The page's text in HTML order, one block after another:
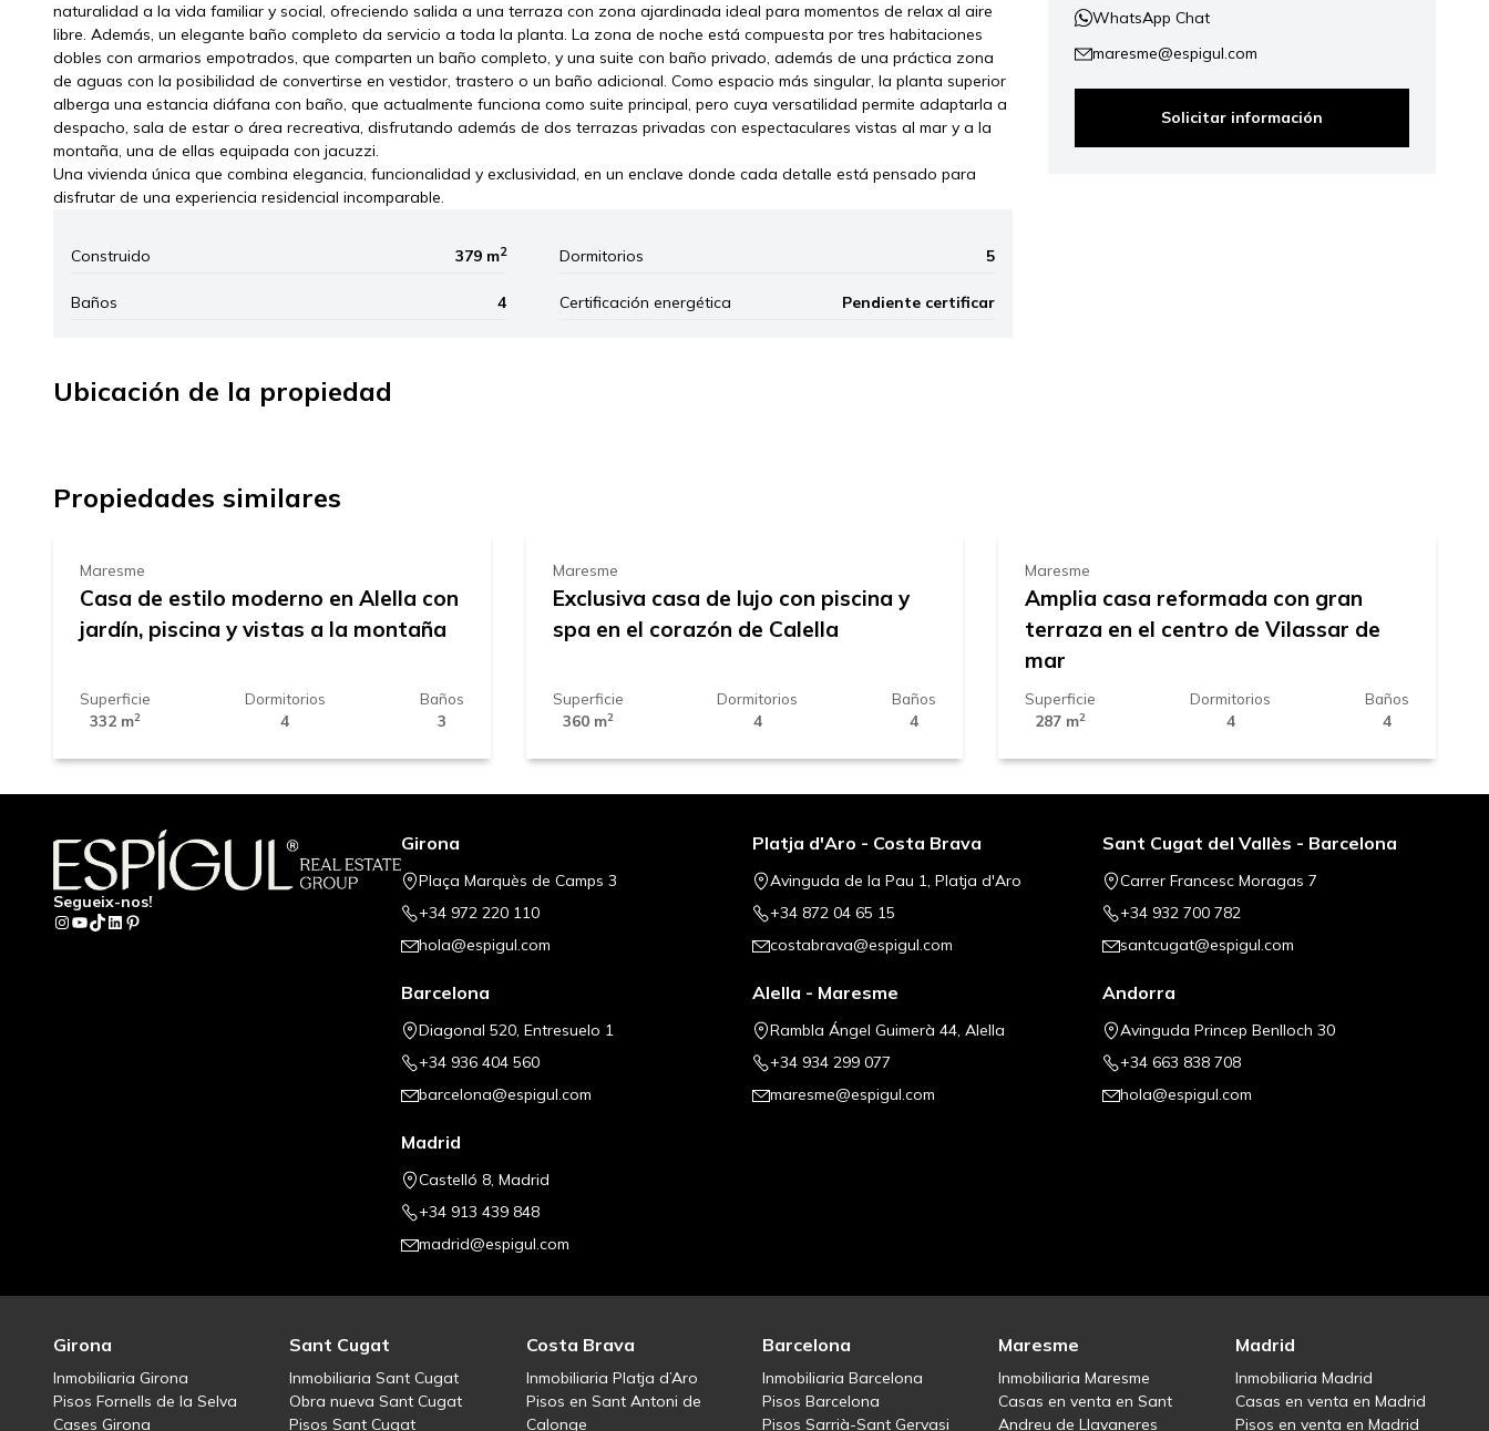
naturalidad a la vida familiar y social, ofreciendo salida a una terraza con zona ajardinada ideal para momentos de relax al aire
libre. Además, un elegante baño completo da servicio a toda la planta. La zona de noche está compuesta por tres habitaciones
dobles con armarios empotrados, que comparten un baño completo, y una suite con baño privado, además de una práctica zona
de aguas con la posibilidad de convertirse en vestidor, trastero o un baño adicional. Como espacio más singular, la planta superior
alberga una estancia diáfana con baño, que actualmente funciona como suite principal, pero cuya versatilidad permite adaptarla a
despacho, sala de estar o área recreativa, disfrutando además de dos terrazas privadas con espectaculares vistas al mar y a la
montaña, una de ellas equipada con jacuzzi.
Una vivienda única que combina elegancia, funcionalidad y exclusividad, en un enclave donde cada detalle está pensado para
disfrutar de una experiencia residencial incomparable.
Construido 379 m2 Dormitorios 5
Baños 4 Certificación energética Pendiente certificar
Ubicación de la propiedad
−
WhatsApp Chat
maresme@espigul.com
Solicitar información
Propiedades similares
1.045.000 €
Maresme
Casa de estilo moderno en Alella con
jardín, piscina y vistas a la montaña
Superficie
332 m2
Dormitorios
4
Baños
3
Maresme
Exclusiva casa de lujo con piscina y
spa en el corazón de Calella
Superficie
360 m2
Dormitorios
4
Baños
4
Maresme
Amplia casa reformada con gran
terraza en el centro de Vilassar de
mar
Superficie
287 m2
Dormitorios
4
Baños
4
Segueix-nos!
Instagram
YouTube
TikTok
LinkedIn
Pinterest
Girona
Plaça Marquès de Camps 3
+34 972 220 110
hola@espigul.com
Platja d'Aro - Costa Brava
Avinguda de la Pau 1, Platja d'Aro
+34 872 04 65 15
costabrava@espigul.com
Sant Cugat del Vallès - Barcelona
Carrer Francesc Moragas 7
+34 932 700 782
santcugat@espigul.com
Barcelona
Diagonal 520, Entresuelo 1
+34 936 404 560
barcelona@espigul.com
Alella - Maresme
Rambla Ángel Guimerà 44, Alella
+34 934 299 077
maresme@espigul.com
Andorra
Avinguda Princep Benlloch 30
+34 663 838 708
hola@espigul.com
Madrid
Castelló 8, Madrid
+34 913 439 848
madrid@espigul.com
Girona
Inmobiliaria Girona
Pisos Fornells de la Selva
Cases Girona
Sant Cugat
Inmobiliaria Sant Cugat
Obra nueva Sant Cugat
Pisos Sant Cugat
Costa Brava
Inmobiliaria Platja d’Aro
Pisos en Sant Antoni de
Calonge
Barcelona
Inmobiliaria Barcelona
Pisos Barcelona
Pisos Sarrià-Sant Gervasi
Maresme
Inmobiliaria Maresme
Casas en venta en Sant
Andreu de Llavaneres
Madrid
Inmobiliaria Madrid
Casas en venta en Madrid
Pisos en venta en Madrid